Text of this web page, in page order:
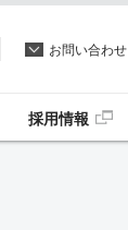
お問い合わせ
採用情報